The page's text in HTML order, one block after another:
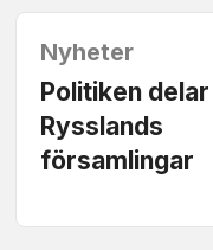
Nyheter
Politiken delar
Rysslands
församlingar